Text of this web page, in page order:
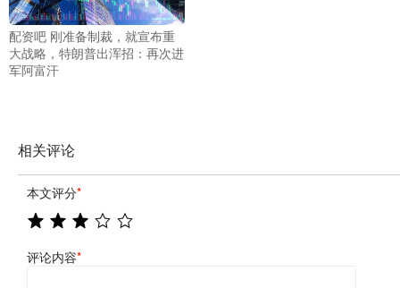
配资吧 刚准备制裁，就宣布重
大战略，特朗普出浑招：再次进
军阿富汗
相关评论
本文评分*
评论内容*